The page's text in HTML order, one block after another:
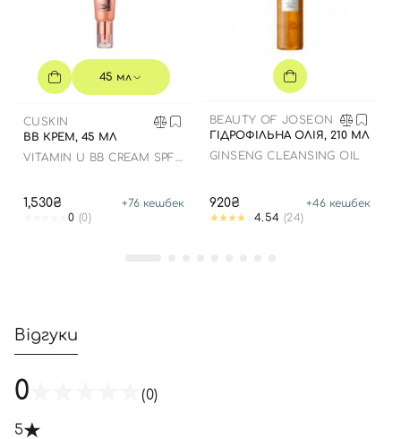
45 мл
CUSKIN
BB КРЕМ, 45 МЛ
VITAMIN U BB CREAM SPF
1,530₴ +76 кешбек
0 (0)
BEAUTY OF JOSEON
ГІДРОФІЛЬНА ОЛІЯ, 210 МЛ
GINSENG CLEANSING OIL
920₴ +46 кешбек
4.54 (24)
Відгуки
0 (0)
5